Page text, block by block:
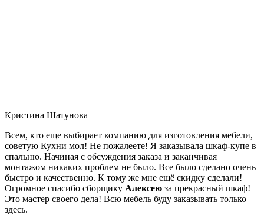
Кристина Шатунова
Всем, кто еще выбирает компанию для изготовления мебели,
советую Кухни мол! Не пожалеете! Я заказывала шкаф-купе в
спальню. Начиная с обсуждения заказа и заканчивая
монтажом никаких проблем не было. Все было сделано очень
быстро и качественно. К тому же мне ещё скидку сделали!
Огромное спасибо сборщику Алексею за прекрасный шкаф!
Это мастер своего дела! Всю мебель буду заказывать только
здесь.